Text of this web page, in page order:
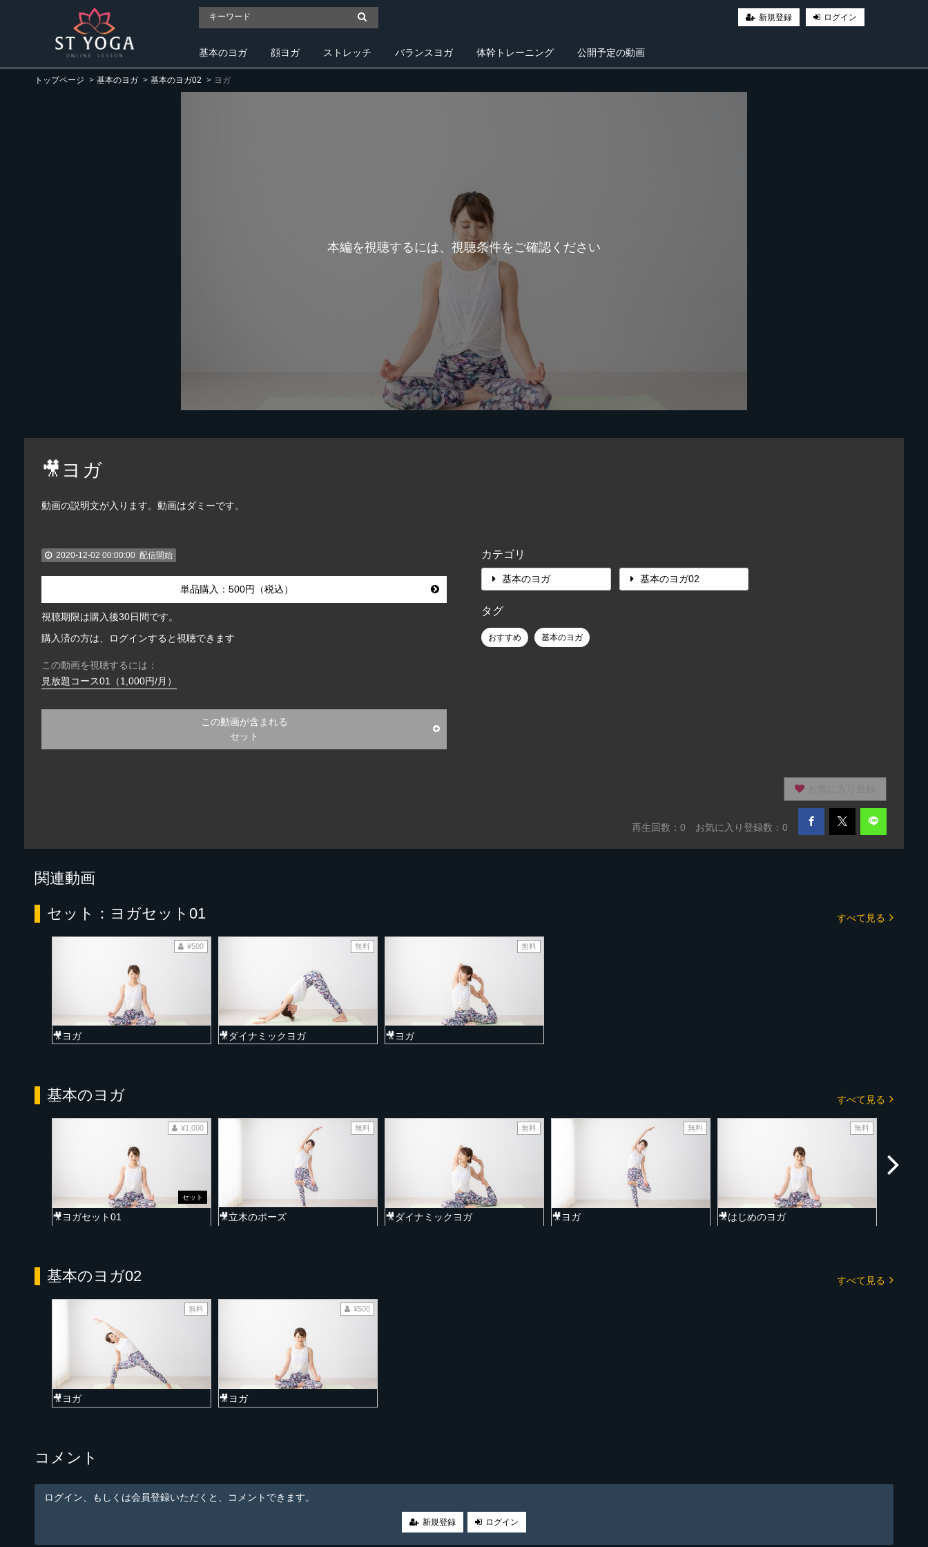
新規登録 ログイン
基本のヨガ 顔ヨガ ストレッチ バランスヨガ 体幹トレーニング 公開予定の動画
トップページ 基本のヨガ 基本のヨガ02 ヨガ
本編を視聴するには、視聴条件をご確認ください
🎥ヨガ
動画の説明文が入ります。動画はダミーです。
2020-12-02 00:00:00 配信開始
単品購入：500円（税込）
視聴期限は購入後30日間です。
購入済の方は、ログインすると視聴できます
この動画を視聴するには：
見放題コース01（1,000円/月）
この動画が含まれる
セット
カテゴリ
基本のヨガ 基本のヨガ02
タグ
おすすめ 基本のヨガ
再生回数： 0 お気に入り登録数：0
関連動画
セット：ヨガセット01 すべて見る
🎥ヨガ
¥500
🎥ダイナミックヨガ
無料
🎥ヨガ
無料
基本のヨガ すべて見る
セット
🎥ヨガセット01
¥1,000
🎥立木のポーズ
無料
🎥ダイナミックヨガ
無料
🎥ヨガ
無料
🎥はじめのヨガ
無料
基本のヨガ02 すべて見る
🎥ヨガ
無料
🎥ヨガ
¥500
コメント
ログイン、もしくは会員登録いただくと、コメントできます。
新規登録 ログイン